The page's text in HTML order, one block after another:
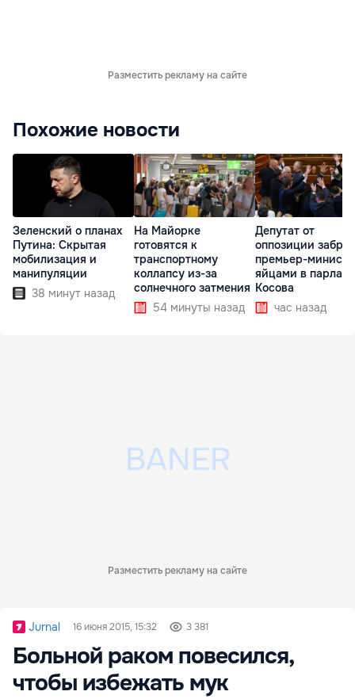
Разместить рекламу на сайте
Похожие новости
Зеленский о планах
Путина: Скрытая
мобилизация и
манипуляции
38 минут назад
На Майорке
готовятся к
транспортному
коллапсу из-за
солнечного затмения
54 минуты назад
Депутат от
оппозиции
премьер-
яйцами в
Косова
час назад
Разместить рекламу на сайте
Jurnal 16 июня 2015, 15:32 3 381
Больной раком повесился,
чтобы избежать мук